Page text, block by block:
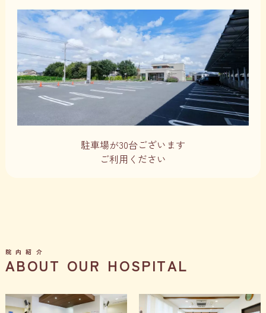
駐車場が30台ございます
ご利用ください
院内紹介
ABOUT OUR HOSPITAL